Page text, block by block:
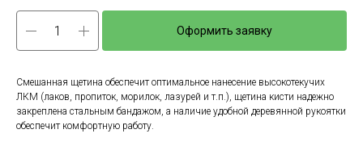
Оформить заявку
Смешанная щетина обеспечит оптимальное нанесение высокотекучих
ЛКМ (лаков, пропиток, морилок, лазурей и т.п.), щетина кисти надежно
закреплена стальным бандажом, а наличие удобной деревянной рукоятки
обеспечит комфортную работу.